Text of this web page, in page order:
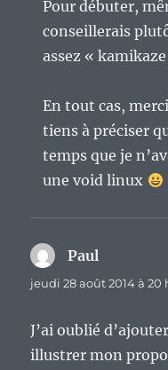
Pour débuter,
conseillerais
assez «
En tout cas,
tiens à préciser
temps que je
une void linux
Paul
jeudi 28 août 2014 à 20
J’ai oublié
illustrer mon